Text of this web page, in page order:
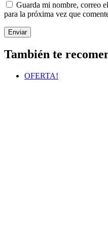
Guarda mi nombre, correo
para la próxima vez que
También te
OFERTA!